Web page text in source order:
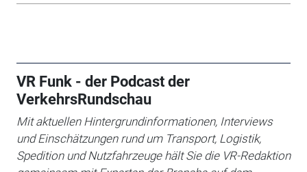
VR Funk - der Podcast der
VerkehrsRundschau
Mit aktuellen Hintergrundinformationen, Interviews
und Einschätzungen rund um Transport, Logistik,
Spedition und Nutzfahrzeuge hält Sie die VR-Redaktion